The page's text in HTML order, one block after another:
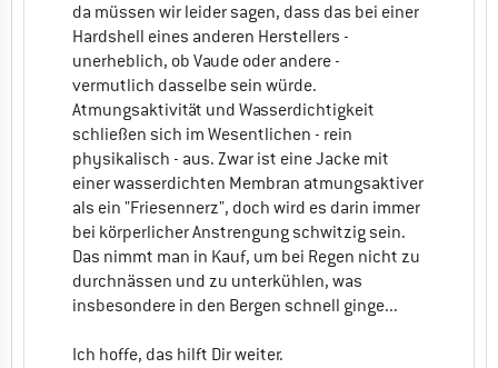
da müssen wir leider sagen, dass das bei einer
Hardshell eines anderen Herstellers -
unerheblich, ob Vaude oder andere -
vermutlich dasselbe sein würde.
Atmungsaktivität und Wasserdichtigkeit
schließen sich im Wesentlichen - rein
physikalisch - aus. Zwar ist eine Jacke mit
einer wasserdichten Membran atmungsaktiver
als ein "Friesennerz", doch wird es darin immer
bei körperlicher Anstrengung schwitzig sein.
Das nimmt man in Kauf, um bei Regen nicht zu
durchnässen und zu unterkühlen, was
insbesondere in den Bergen schnell ginge...
Ich hoffe, das hilft Dir weiter.